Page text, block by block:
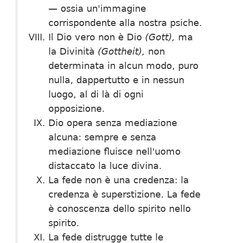
— ossia un'immagine
corrispondente alla nostra psiche.
Il Dio vero non è Dio (Gott), ma
la Divinità (Gottheit), non
determinata in alcun modo, puro
nulla, dappertutto e in nessun
luogo, al di là di ogni
opposizione.
Dio opera senza mediazione
alcuna: sempre e senza
mediazione fluisce nell'uomo
distaccato la luce divina.
La fede non è una credenza: la
credenza è superstizione. La fede
è conoscenza dello spirito nello
spirito.
La fede distrugge tutte le